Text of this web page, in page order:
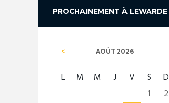
PROCHAINEMENT À LEWARDE
AOÛT 2026
L M M J V S
D
1
2